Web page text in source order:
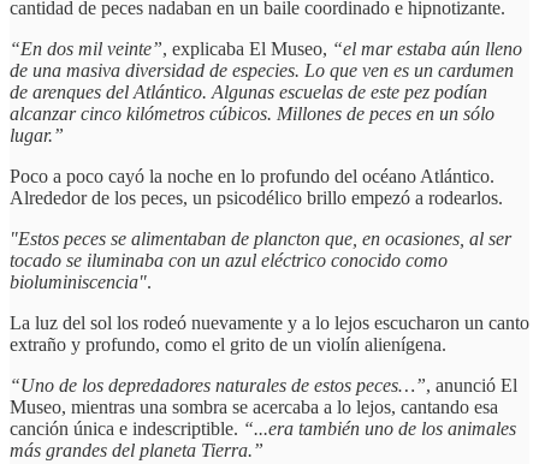
cantidad de peces nadaban en un baile coordinado e hipnotizante.
“En dos mil veinte”, explicaba El Museo, “el mar estaba aún lleno
de una masiva diversidad de especies. Lo que ven es un cardumen
de arenques del Atlántico. Algunas escuelas de este pez podían
alcanzar cinco kilómetros cúbicos. Millones de peces en un sólo
lugar.”
Poco a poco cayó la noche en lo profundo del océano Atlántico.
Alrededor de los peces, un psicodélico brillo empezó a rodearlos.
"Estos peces se alimentaban de plancton que, en ocasiones, al ser
tocado se iluminaba con un azul eléctrico conocido como
bioluminiscencia".
La luz del sol los rodeó nuevamente y a lo lejos escucharon un canto
extraño y profundo, como el grito de un violín alienígena.
“Uno de los depredadores naturales de estos peces…”, anunció El
Museo, mientras una sombra se acercaba a lo lejos, cantando esa
canción única e indescriptible. “...era también uno de los animales
más grandes del planeta Tierra.”